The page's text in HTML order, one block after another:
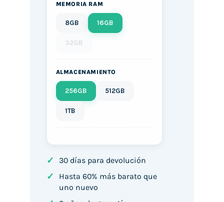
MEMORIA RAM
8GB 16GB
32GB
ALMACENAMIENTO
256GB 512GB
1TB
✓ 30 días para devolución
✓
Hasta 60% más barato que
uno nuevo